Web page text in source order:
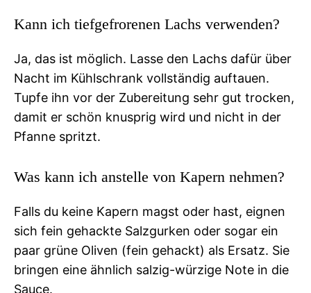
Kann ich tiefgefrorenen Lachs verwenden?
Ja, das ist möglich. Lasse den Lachs dafür über
Nacht im Kühlschrank vollständig auftauen.
Tupfe ihn vor der Zubereitung sehr gut trocken,
damit er schön knusprig wird und nicht in der
Pfanne spritzt.
Was kann ich anstelle von Kapern nehmen?
Falls du keine Kapern magst oder hast, eignen
sich fein gehackte Salzgurken oder sogar ein
paar grüne Oliven (fein gehackt) als Ersatz. Sie
bringen eine ähnlich salzig-würzige Note in die
Sauce.